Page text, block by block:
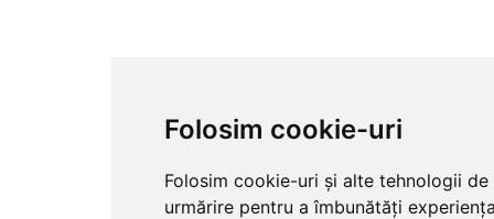
Folosim cookie-uri
Folosim cookie-uri și alte tehnologii de
urmărire pentru a îmbunătăți